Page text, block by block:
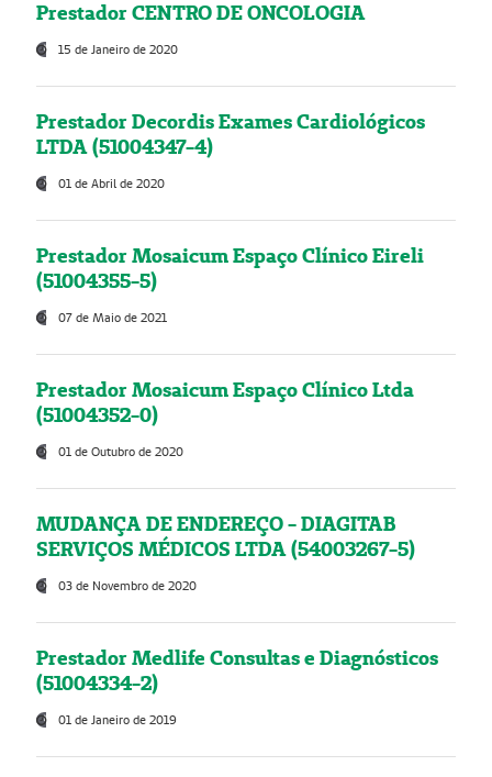
Prestador CENTRO DE ONCOLOGIA
15 de Janeiro de 2020
Prestador Decordis Exames Cardiológicos
LTDA (51004347-4)
01 de Abril de 2020
Prestador Mosaicum Espaço Clínico Eireli
(51004355-5)
07 de Maio de 2021
Prestador Mosaicum Espaço Clínico Ltda
(51004352-0)
01 de Outubro de 2020
MUDANÇA DE ENDEREÇO - DIAGITAB
SERVIÇOS MÉDICOS LTDA (54003267-5)
03 de Novembro de 2020
Prestador Medlife Consultas e Diagnósticos
(51004334-2)
01 de Janeiro de 2019